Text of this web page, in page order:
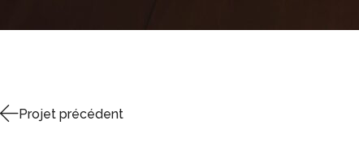
Projet précédent